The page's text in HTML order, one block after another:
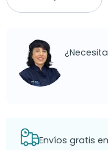
Envíos gratis